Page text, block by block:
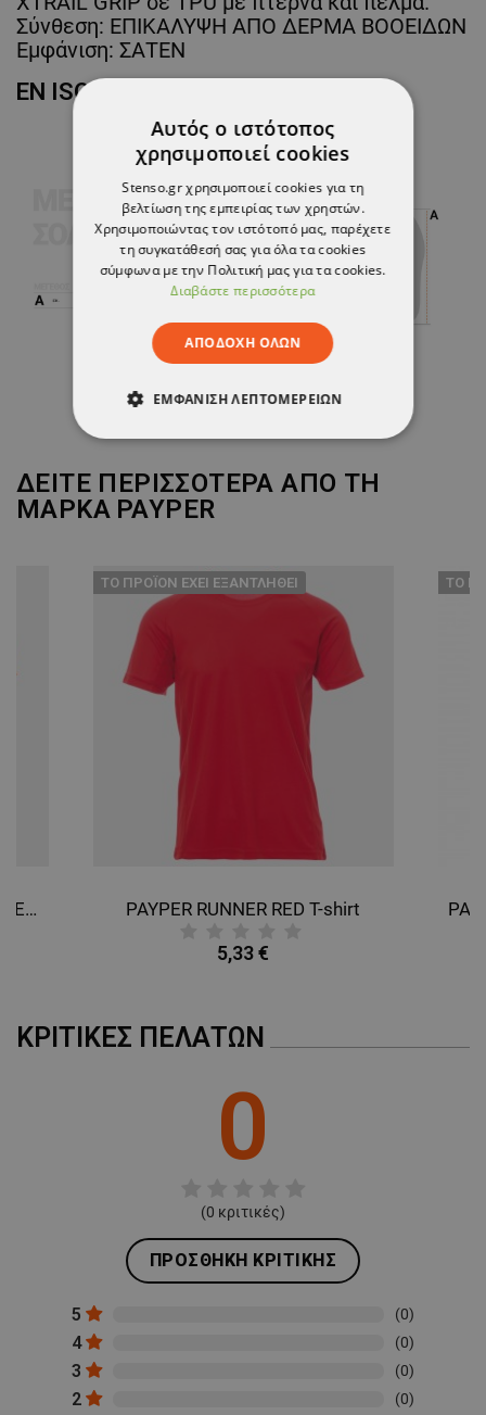
Σύνθεση: ΕΠΙΚΑΛΥΨΗ ΑΠΟ ΔΕΡΜΑ ΒΟΟΕΙΔΩΝ
Εμφάνιση: ΣΑΤΕΝ
EN ISO 20345
ΔΕΙΤΕ ΠΕΡΙΣΣΟΤΕΡΑ ΑΠΟ ΤΗ
ΜΑΡΚΑ PAYPER
PAYPER RUNNER FLUO ORANGE T-shirt
ТΟ ΠΡΟΪΌΝ ΈΧΕΙ ΕΞΑΝΤΛΗΘΕΊ
PAYPER RUNNER RED T-shirt
5,33 €
ТΟ
ΚΡΙΤΙΚΈΣ ΠΕΛΑΤΏΝ
0
(0 κριτικές)
ΠΡΟΣΘΉΚΗ ΚΡΙΤΙΚΉΣ
5 (0)
4 (0)
3 (0)
2 (0)
Αυτός ο ιστότοπος
χρησιμοποιεί cookies
Stenso.gr χρησιμοποιεί cookies για τη
βελτίωση της εμπειρίας των χρηστών.
Χρησιμοποιώντας τον ιστότοπό μας, παρέχετε
τη συγκατάθεσή σας για όλα τα cookies
σύμφωνα με την Πολιτική μας για τα cookies.
Διαβάστε περισσότερα
ΑΠΟΔΟΧΉ ΌΛΩΝ
ΕΜΦΆΝΙΣΗ ΛΕΠΤΟΜΕΡΕΙΏΝ
ΑΠΟΛΎΤΩΣ ΑΠΑΡΑΊΤΗΤΑ
ΑΠΌΔΟΣΗΣ ΣΤΌΧΕΥΣΗΣ
ΜΗ ΤΑΞΙΝΟΜΗΜΈΝΑ